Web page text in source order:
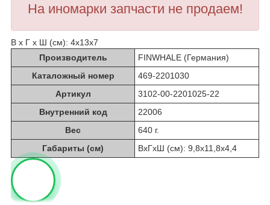
На иномарки запчасти не продаем!
В х Г х Ш (см): 4х13х7
Производитель
FINWHALE (Германия)
Каталожный номер
469-2201030
Артикул
3102-00-2201025-22
Внутренний код
22006
Вес
640 г.
Габариты (см)
ВхГхШ (см): 9,8х11,8х4,4